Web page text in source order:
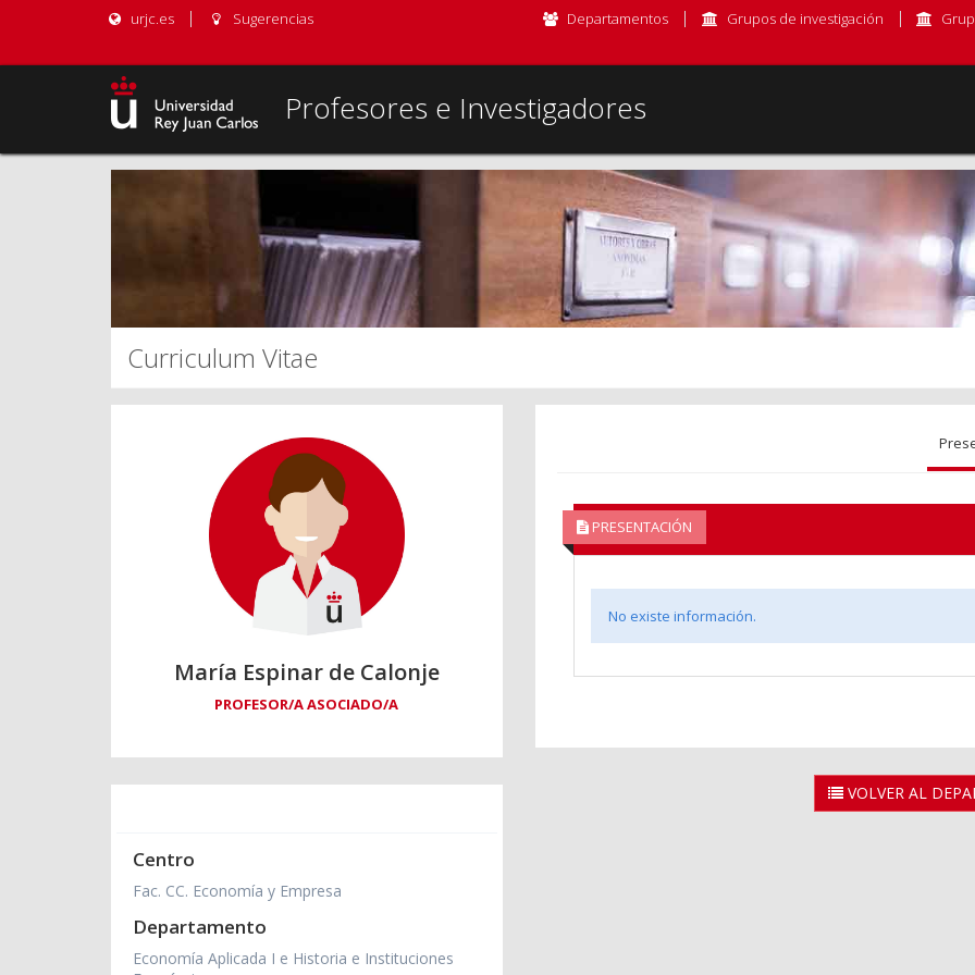
urjc.es Sugerencias Departamentos Grupos de investigación
Profesores e Investigadores
Curriculum Vitae
María Espinar de Calonje
PROFESOR/A ASOCIADO/A
Centro
Fac. CC. Economía y Empresa
Departamento
Economía Aplicada I e Historia e Instituciones
PRESENTACIÓN
No existe información.
VOLVER AL